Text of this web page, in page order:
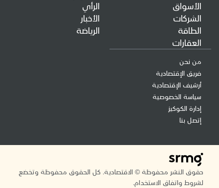
الأسواق
الشركات
الطاقة
العقارات
الرأي
الأخبار
الرياضة
من نحن
فريق الإقتصادية
أرشيف الإقتصادية
سياسة الخصوصية
إدارة الكوكيز
إتصل بنا
حقوق النشر محفوظة © الاقتصادية. كل الحقوق محفوظة وتخضع
لشروط واتفاق الاستخدام.